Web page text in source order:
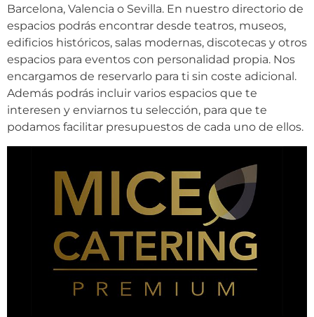
Barcelona, Valencia o Sevilla. En nuestro directorio de
espacios podrás encontrar desde teatros, museos,
edificios históricos, salas modernas, discotecas y otros
espacios para eventos con personalidad propia. Nos
encargamos de reservarlo para ti sin coste adicional.
Además podrás incluir varios espacios que te
interesen y enviarnos tu selección, para que te
podamos facilitar presupuestos de cada uno de ellos.